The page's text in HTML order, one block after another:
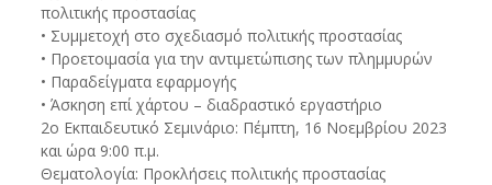
πολιτικής προστασίας
• Συμμετοχή στο σχεδιασμό πολιτικής προστασίας
• Προετοιμασία για την αντιμετώπισης των πλημμυρών
• Παραδείγματα εφαρμογής
• Άσκηση επί χάρτου – διαδραστικό εργαστήριο
2ο Εκπαιδευτικό Σεμινάριο: Πέμπτη, 16 Νοεμβρίου 2023
και ώρα 9:00 π.μ.
Θεματολογία: Προκλήσεις πολιτικής προστασίας